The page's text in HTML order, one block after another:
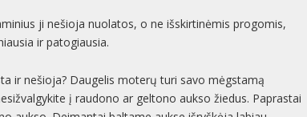
ji nešioja nuolatos, o ne išskirtinėmis progomis,
ir patogiausia.
ir nešioja? Daugelis moterų turi savo mėgstamą
į raudono ar geltono aukso žiedus. Paprastai